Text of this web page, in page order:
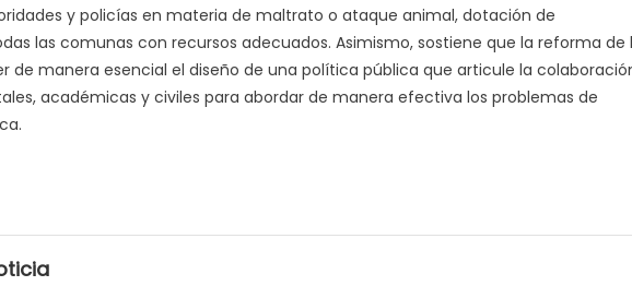
y policías en materia de maltrato o ataque animal, dotación de
las comunas con recursos adecuados. Asimismo, sostiene que la reforma de
de manera esencial el diseño de una política pública que articule la
académicas y civiles para abordar de manera efectiva los problemas de